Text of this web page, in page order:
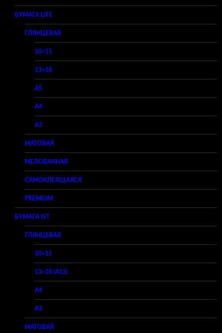
БУМАГА LIFE
ГЛЯНЦЕВАЯ
10×15
13×18
A5
A4
A3
МАТОВАЯ
МЕЛОВАННАЯ
САМОКЛЕЯЩАЯСЯ
PREMIUM
БУМАГА IST
ГЛЯНЦЕВАЯ
10×15
13×18 (A12)
A4
A3
МАТОВАЯ